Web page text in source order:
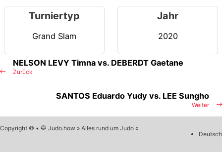
Turniertyp
Grand Slam
Jahr
2020
Zurück
NELSON LEVY Timna vs. DEBERDT Gaetane
Weiter
SANTOS Eduardo Yudy vs. LEE Sungho
Copyright © • 🥋 Judo.how » Alles rund um Judo «
Deutsch